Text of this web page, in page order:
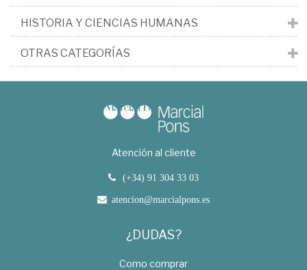
HISTORIA Y CIENCIAS HUMANAS
OTRAS CATEGORÍAS
Atención al cliente
(+34) 91 304 33 03
atencion@marcialpons.es
¿DUDAS?
Como comprar